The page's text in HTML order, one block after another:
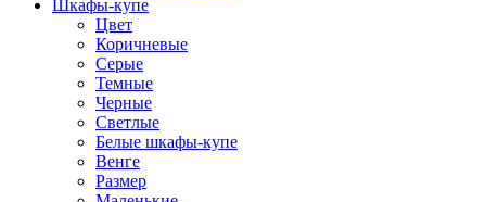
Шкафы-купе
Цвет
Коричневые
Серые
Темные
Черные
Светлые
Белые шкафы-купе
Венге
Размер